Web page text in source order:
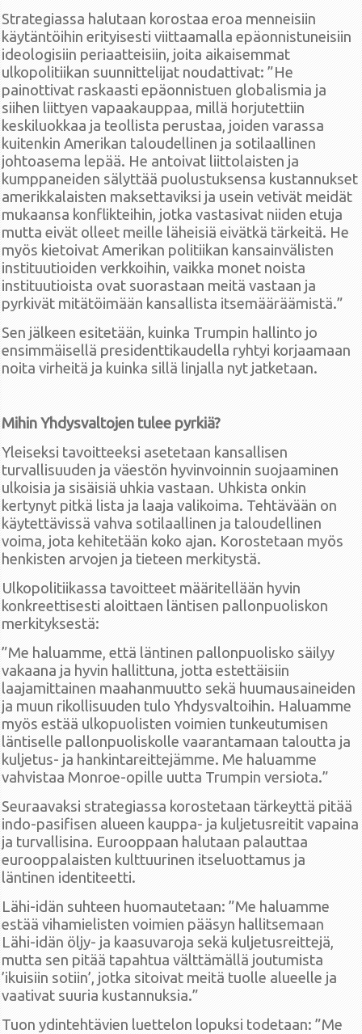
Strategiassa halutaan korostaa eroa menneisiin
käytäntöihin erityisesti viittaamalla epäonnistuneisiin
ideologisiin periaatteisiin, joita aikaisemmat
ulkopolitiikan suunnittelijat noudattivat: ”He
painottivat raskaasti epäonnistuen globalismia ja
siihen liittyen vapaakauppaa, millä horjutettiin
keskiluokkaa ja teollista perustaa, joiden varassa
kuitenkin Amerikan taloudellinen ja sotilaallinen
johtoasema lepää. He antoivat liittolaisten ja
kumppaneiden sälyttää puolustuksensa kustannukset
amerikkalaisten maksettaviksi ja usein vetivät meidät
mukaansa konflikteihin, jotka vastasivat niiden etuja
mutta eivät olleet meille läheisiä eivätkä tärkeitä. He
myös kietoivat Amerikan politiikan kansainvälisten
instituutioiden verkkoihin, vaikka monet noista
instituutioista ovat suorastaan meitä vastaan ja
pyrkivät mitätöimään kansallista itsemääräämistä.”
Sen jälkeen esitetään, kuinka Trumpin hallinto jo
ensimmäisellä presidenttikaudella ryhtyi korjaamaan
noita virheitä ja kuinka sillä linjalla nyt jatketaan.
Mihin Yhdysvaltojen tulee pyrkiä?
Yleiseksi tavoitteeksi asetetaan kansallisen
turvallisuuden ja väestön hyvinvoinnin suojaaminen
ulkoisia ja sisäisiä uhkia vastaan. Uhkista onkin
kertynyt pitkä lista ja laaja valikoima. Tehtävään on
käytettävissä vahva sotilaallinen ja taloudellinen
voima, jota kehitetään koko ajan. Korostetaan myös
henkisten arvojen ja tieteen merkitystä.
Ulkopolitiikassa tavoitteet määritellään hyvin
konkreettisesti aloittaen läntisen pallonpuoliskon
merkityksestä:
”Me haluamme, että läntinen pallonpuolisko säilyy
vakaana ja hyvin hallittuna, jotta estettäisiin
laajamittainen maahanmuutto sekä huumausaineiden
ja muun rikollisuuden tulo Yhdysvaltoihin. Haluamme
myös estää ulkopuolisten voimien tunkeutumisen
läntiselle pallonpuoliskolle vaarantamaan taloutta ja
kuljetus- ja hankintareittejämme. Me haluamme
vahvistaa Monroe-opille uutta Trumpin versiota.”
Seuraavaksi strategiassa korostetaan tärkeyttä pitää
indo-pasifisen alueen kauppa- ja kuljetusreitit vapaina
ja turvallisina. Eurooppaan halutaan palauttaa
eurooppalaisten kulttuurinen itseluottamus ja
läntinen identiteetti.
Lähi-idän suhteen huomautetaan: ”Me haluamme
estää vihamielisten voimien pääsyn hallitsemaan
Lähi-idän öljy- ja kaasuvaroja sekä kuljetusreittejä,
mutta sen pitää tapahtua välttämällä joutumista
’ikuisiin sotiin’, jotka sitoivat meitä tuolle alueelle ja
vaativat suuria kustannuksia.”
Tuon ydintehtävien luettelon lopuksi todetaan: ”Me